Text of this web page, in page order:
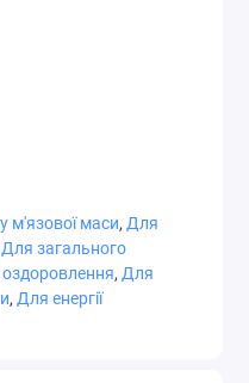
м'язової маси, Для
Для загального
, Для
, Для енергії